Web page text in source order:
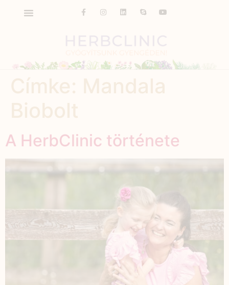
A HerbClinic története